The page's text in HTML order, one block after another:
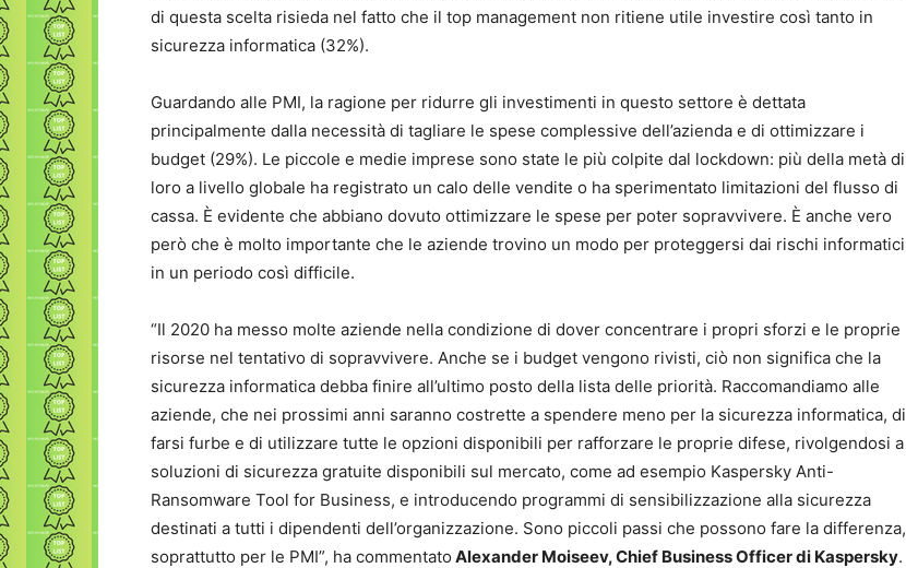
di questa scelta risieda nel fatto che il top management non ritiene utile investire così tanto in
sicurezza informatica (32%).
Guardando alle PMI, la ragione per ridurre gli investimenti in questo settore è dettata
principalmente dalla necessità di tagliare le spese complessive dell’azienda e di ottimizzare i
budget (29%). Le piccole e medie imprese sono state le più colpite dal lockdown: più della metà di
loro a livello globale ha registrato un calo delle vendite o ha sperimentato limitazioni del flusso di
cassa. È evidente che abbiano dovuto ottimizzare le spese per poter sopravvivere. È anche vero
però che è molto importante che le aziende trovino un modo per proteggersi dai rischi informatici
in un periodo così difficile.
“Il 2020 ha messo molte aziende nella condizione di dover concentrare i propri sforzi e le proprie
risorse nel tentativo di sopravvivere. Anche se i budget vengono rivisti, ciò non significa che la
sicurezza informatica debba finire all’ultimo posto della lista delle priorità. Raccomandiamo alle
aziende, che nei prossimi anni saranno costrette a spendere meno per la sicurezza informatica, di
farsi furbe e di utilizzare tutte le opzioni disponibili per rafforzare le proprie difese, rivolgendosi a
soluzioni di sicurezza gratuite disponibili sul mercato, come ad esempio Kaspersky Anti-
Ransomware Tool for Business, e introducendo programmi di sensibilizzazione alla sicurezza
destinati a tutti i dipendenti dell’organizzazione. Sono piccoli passi che possono fare la differenza,
soprattutto per le PMI”, ha commentato Alexander Moiseev, Chief Business Officer di Kaspersky.